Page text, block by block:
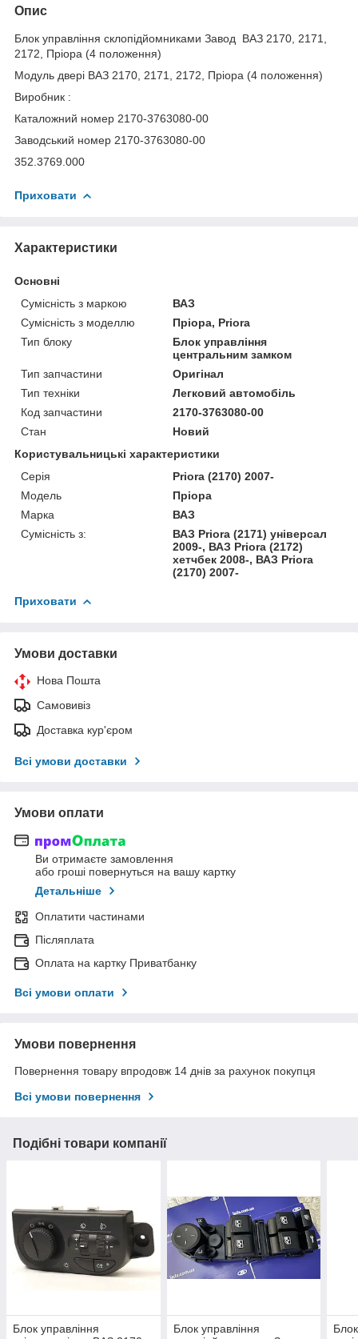
Опис
Блок управління склопідйомниками Завод ВАЗ 2170, 2171,
2172, Пріора (4 положення)
Модуль двері ВАЗ 2170, 2171, 2172, Пріора (4 положення)
Виробник :
Каталожний номер 2170-3763080-00
Заводський номер 2170-3763080-00
352.3769.000
Приховати
Характеристики
Основні
Сумісність з маркою
ВАЗ
Сумісність з моделлю
Пріора, Priora
Тип блоку
Блок управління
центральним замком
Тип запчастини
Оригінал
Тип техніки
Легковий автомобіль
Код запчастини
2170-3763080-00
Стан
Новий
Користувальницькі характеристики
Серія
Priora (2170) 2007-
Модель
Пріора
Марка
ВАЗ
Сумісність з:
ВАЗ Priora (2171) універсал
2009-, ВАЗ Priora (2172)
хетчбек 2008-, ВАЗ Priora
(2170) 2007-
Приховати
Умови доставки
Нова Пошта
Самовивіз
Доставка кур'єром
Всі умови доставки
Умови оплати
Ви отримаєте замовлення
або гроші повернуться на вашу картку
Детальніше
Оплатити частинами
Післяплата
Оплата на картку Приватбанку
Всі умови оплати
Умови повернення
Повернення товару впродовж 14 днів за рахунок покупця
Всі умови повернення
Подібні товари компанії
Блок управління
Блок управління